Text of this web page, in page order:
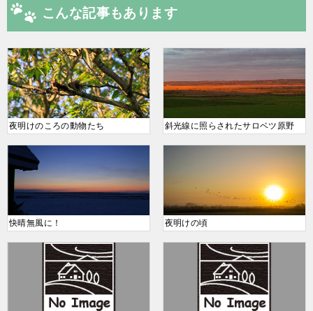
こんな記事もあります
夜明けのころの動物たち 斜光線に照らされたサロベツ原野
快晴無風に！ 夜明けの頃